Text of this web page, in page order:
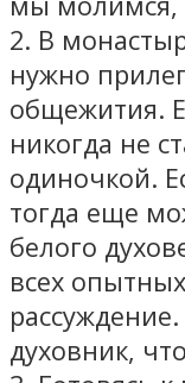
2. В
нужно
общежития.
никогда не
одиночкой.
тогда еще
белого
всех
духовник,